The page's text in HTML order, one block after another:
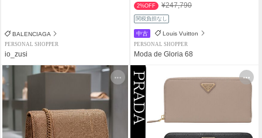
BALENCIAGA
PERSONAL SHOPPER
io_zusi
2%OFF ¥247,790
関税負担なし
中古 Louis Vuitton
PERSONAL SHOPPER
Moda de Gloria 68